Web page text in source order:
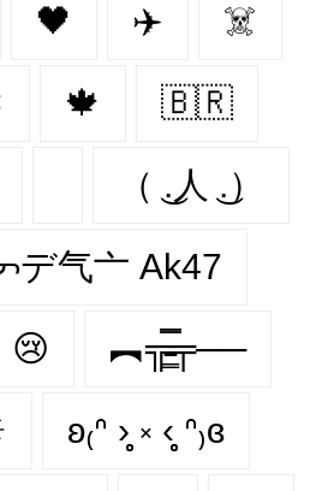
🖤 ✈️ ☠️
🍁 🇧🇷
（ ͜.人 ͜.）
デ气亠 Ak47
😢 ︻╦̵̵͇̿̿̿̿╤──
ʚ₍ᐢ ›̥̥̥ ༝ ‹̥̥̥ ᐢ₎ɞ